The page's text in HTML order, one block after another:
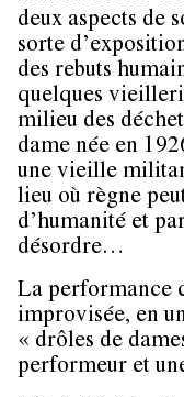
deux aspects de
sorte
des rebuts
quelques
milieu des
dame née en
une vieille
lieu où règne
d’humanité et
désordre…
La performance
improvisée, en
« drôles de
performeur et